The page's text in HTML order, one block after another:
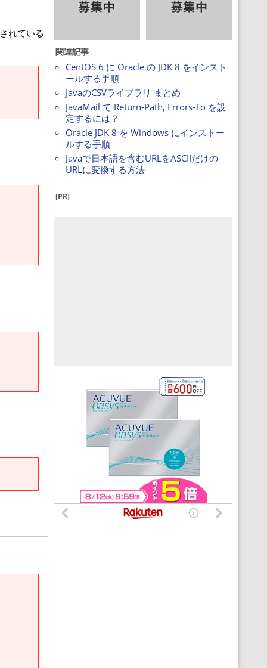
れている
関連記事
CentOS 6 に Oracle の JDK 8 をインスト
ールする手順
JavaのCSVライブラリ まとめ
JavaMail で Return-Path, Errors-To を設
定するには？
Oracle JDK 8 を Windows にインストー
ルする手順
Javaで日本語を含むURLをASCIIだけの
URLに変換する方法
[PR]